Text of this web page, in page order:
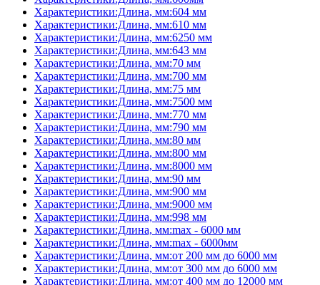
Характеристики:Длина, мм:604 мм
Характеристики:Длина, мм:610 мм
Характеристики:Длина, мм:6250 мм
Характеристики:Длина, мм:643 мм
Характеристики:Длина, мм:70 мм
Характеристики:Длина, мм:700 мм
Характеристики:Длина, мм:75 мм
Характеристики:Длина, мм:7500 мм
Характеристики:Длина, мм:770 мм
Характеристики:Длина, мм:790 мм
Характеристики:Длина, мм:80 мм
Характеристики:Длина, мм:800 мм
Характеристики:Длина, мм:8000 мм
Характеристики:Длина, мм:90 мм
Характеристики:Длина, мм:900 мм
Характеристики:Длина, мм:9000 мм
Характеристики:Длина, мм:998 мм
Характеристики:Длина, мм:max - 6000 мм
Характеристики:Длина, мм:max - 6000мм
Характеристики:Длина, мм:от 200 мм до 6000 мм
Характеристики:Длина, мм:от 300 мм до 6000 мм
Характеристики:Длина, мм:от 400 мм до 12000 мм